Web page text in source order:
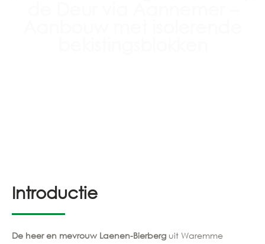
Introductie
De heer en mevrouw Laenen-Bierberg uit Waremme